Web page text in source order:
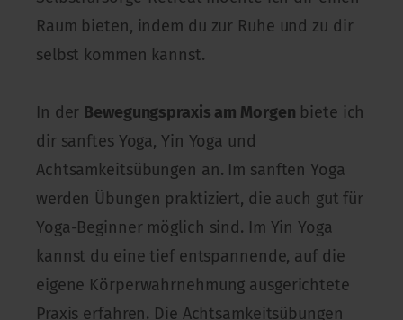
Raum bieten, indem du zur Ruhe und zu dir
selbst kommen kannst.
In der Bewegungspraxis am Morgen biete ich
dir sanftes Yoga, Yin Yoga und
Achtsamkeitsübungen an. Im sanften Yoga
werden Übungen praktiziert, die auch gut für
Yoga-Beginner möglich sind. Im Yin Yoga
kannst du eine tief entspannende, auf die
eigene Körperwahrnehmung ausgerichtete
Praxis erfahren. Die Achtsamkeitsübungen